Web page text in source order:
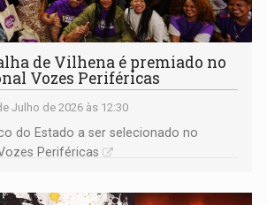
de Vilhena é premiado no
Vozes Periféricas
Julho de 2026 às 12:30
do Estado a ser selecionado no
Periféricas